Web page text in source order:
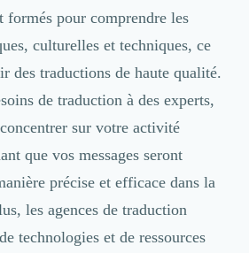
formés pour comprendre les
culturelles et techniques, ce
des traductions de haute qualité.
de traduction à des experts,
sur votre activité
que vos messages seront
précise et efficace dans la
les agences de traduction
technologies et de ressources